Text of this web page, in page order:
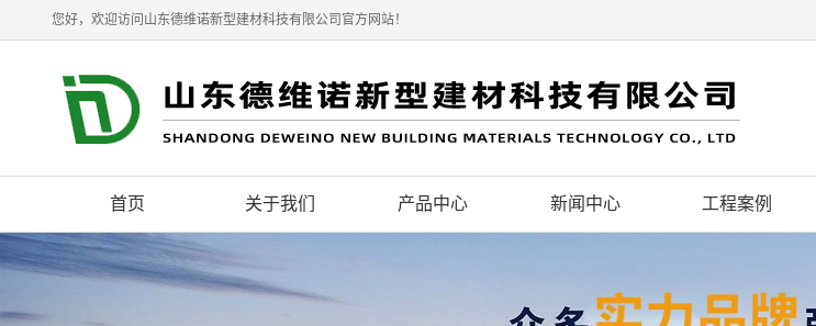
您好，欢迎访问山东德维诺新型建材科技有限公司官方网站！
首页 关于我们 产品中心 新闻中心 工程案例